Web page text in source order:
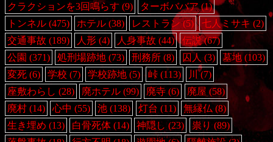
クラクションを3回鳴らす (9) ターボババア(1)
トンネル (475) ホテル (38) レストラン(5) 七人ミサキ (2)
交通事故 (189) 人形(4) 人身事故 (44) 伝説(67)
公園 (371) 処刑場跡地 (73) 刑務所 (8) 囚人 (3) 墓地(103)
変死 (6) 学校 (7) 学校跡地 (5) 峠(113) 川(7)
座敷わらし (28) 廃ホテル (99) 廃寺 (6) 廃屋 (58)
廃村 (14) 心中 (55) 池 (138) 灯台 (11) 無縁仏 (8)
生き埋め (13) 白骨死体 (14) 神隠し(23) 祟り (89)